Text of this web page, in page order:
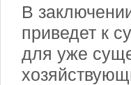
В
приведет к
для уже